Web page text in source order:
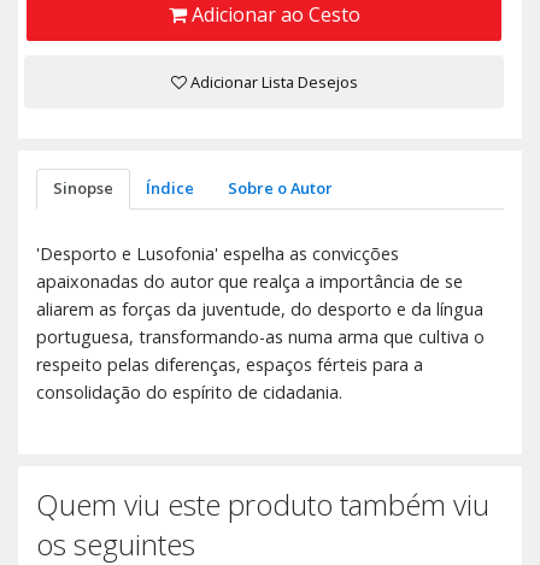
Adicionar ao Cesto
Adicionar Lista Desejos
Sinopse Índice Sobre o Autor
'Desporto e Lusofonia' espelha as convicções
apaixonadas do autor que realça a importância de se
aliarem as forças da juventude, do desporto e da língua
portuguesa, transformando-as numa arma que cultiva o
respeito pelas diferenças, espaços férteis para a
consolidação do espírito de cidadania.
Quem viu este produto também viu
os seguintes